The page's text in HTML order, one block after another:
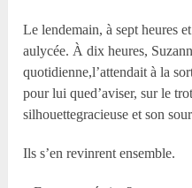
Le lendemain, à sept heures
aulycée. À dix heures,
quotidienne,l’attendait à la
pour lui qued’aviser, sur le
silhouettegracieuse et son
Ils s’en revinrent ensemble.